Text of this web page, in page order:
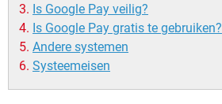
Is Google Pay veilig?
Is Google Pay gratis te gebruiken?
Andere systemen
Systeemeisen